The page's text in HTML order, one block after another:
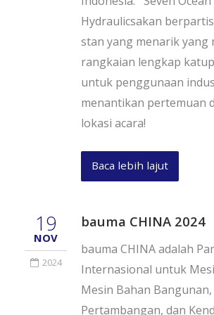
Hydraulicsakan
stan yang menarik yang
rangkaian lengkap
untuk penggunaan
menantikan pertemuan
lokasi acara!
Baca lebih lajut
19
NOV
2024
bauma CHINA 2024
bauma CHINA adalah
Internasional untuk
Mesin Bahan
Pertambangan, dan